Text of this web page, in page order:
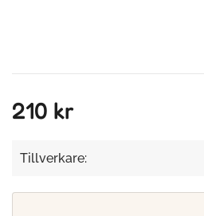
210 kr
Tillverkare: